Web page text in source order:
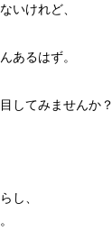
いけれど、
あるはず。
してみませんか？
し、